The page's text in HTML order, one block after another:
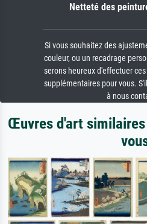
Netteté des
Si vous souhaitez des
couleur, ou un recadrage
serons heureux d'effectuer
supplémentaires pour vous.
à nous
Œuvres d'art